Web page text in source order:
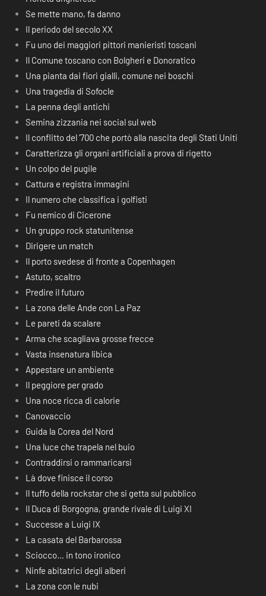
Se mette mano, fa danno
Il periodo del secolo XX
Fu uno dei maggiori pittori manieristi toscani
Il Comune toscano con Bolgheri e Donoratico
Una pianta dai fiori gialli, comune nei boschi
Una tragedia di Sofocle
La penna degli antichi
Semina zizzania nei social sul web
Il conflitto del ‘700 che portò alla nascita degli Stati Uniti
Caratterizza gli organi artificiali a prova di rigetto
Un colpo del pugile
Cattura e registra immagini
Il numero che classifica i golfisti
Fu nemico di Cicerone
Un gruppo rock statunitense
Dirigere un match
Il porto svedese di fronte a Copenhagen
Astuto, scaltro
Predire il futuro
La zona delle Ande con La Paz
Le pareti da scalare
Arma che scagliava grosse frecce
Vasta insenatura libica
Appestare un ambiente
Il peggiore per grado
Una noce ricca di calorie
Canovaccio
Guida la Corea del Nord
Una luce che trapela nel buio
Contraddirsi o rammaricarsi
Là dove finisce il corso
Il tuffo della rockstar che si getta sul pubblico
Il Duca di Borgogna, grande rivale di Luigi XI
Successe a Luigi IX
La casata del Barbarossa
Sciocco… in tono ironico
Ninfe abitatrici degli alberi
La zona con le nubi